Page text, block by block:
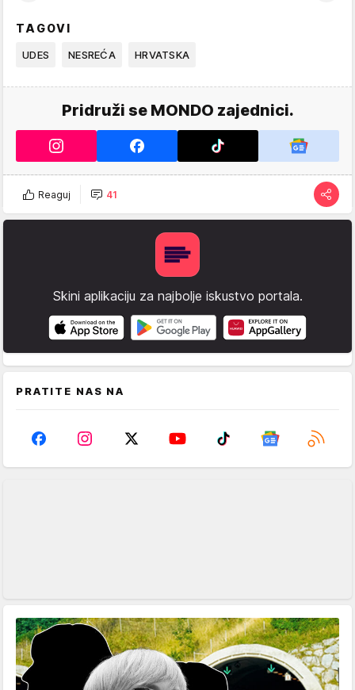
TAGOVI
UDES NESREĆA HRVATSKA
Pridruži se MONDO zajednici.
Reaguj 41
Skini aplikaciju za najbolje iskustvo portala.
PRATITE NAS NA